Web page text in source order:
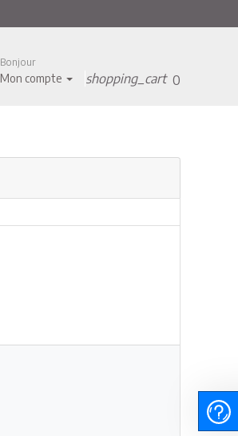
Bonjour
Mon compte shopping_cart 0